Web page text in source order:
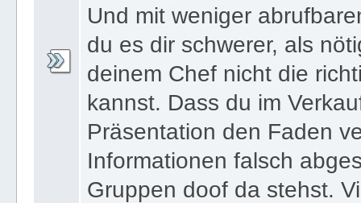
Und mit weniger
du es dir schwerer, als
deinem Chef nicht die
kannst. Dass du im
Präsentation den Faden
Informationen falsch
Gruppen doof da stehst.